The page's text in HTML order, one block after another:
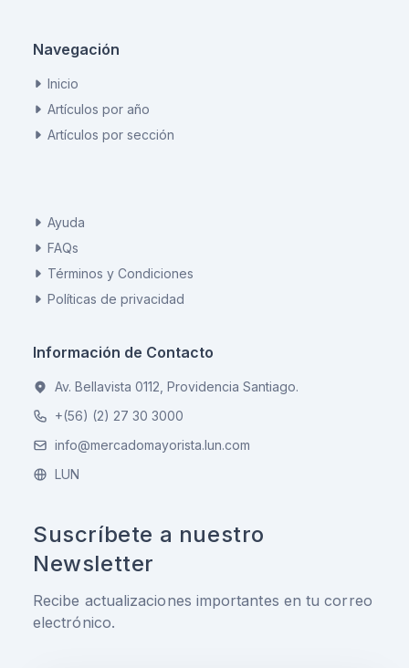
Navegación
Inicio
Artículos por año
Artículos por sección
Ayuda
FAQs
Términos y Condiciones
Políticas de privacidad
Información de Contacto
Av. Bellavista 0112, Providencia Santiago.
+(56) (2) 27 30 3000
info@mercadomayorista.lun.com
LUN
Suscríbete a nuestro
Newsletter
Recibe actualizaciones importantes en tu correo
electrónico.